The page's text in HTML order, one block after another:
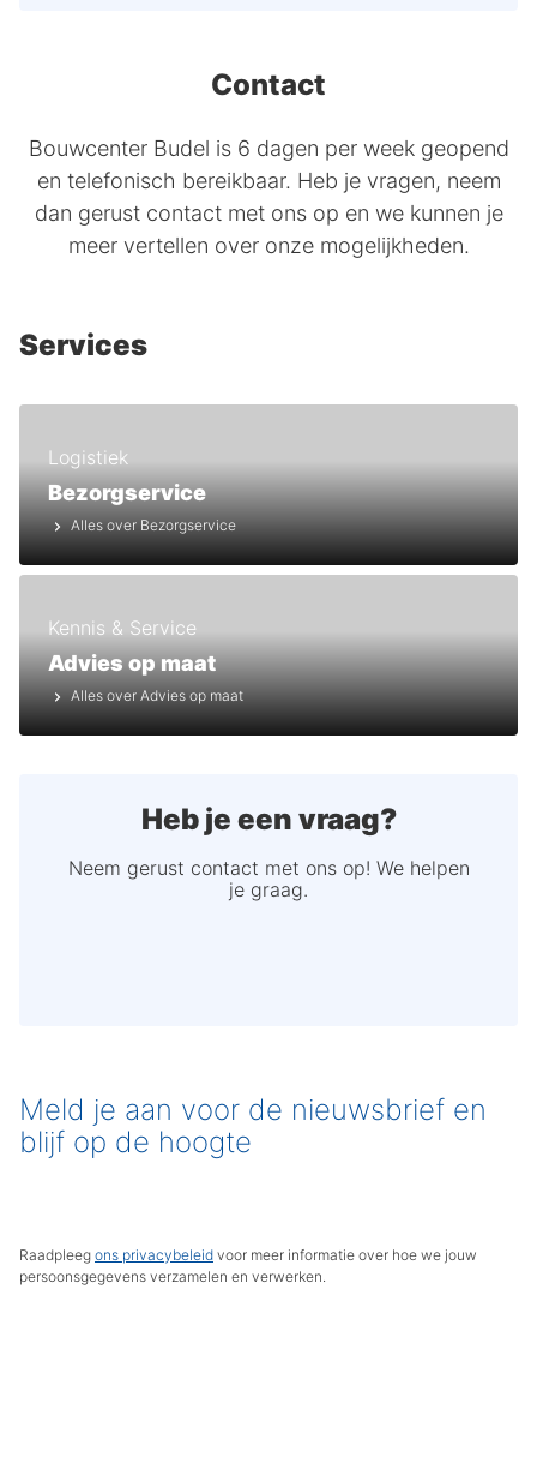
Contact
Bouwcenter Budel is 6 dagen per week geopend
en telefonisch bereikbaar. Heb je vragen, neem
dan gerust contact met ons op en we kunnen je
meer vertellen over onze mogelijkheden.
Services
Bezorgservice
Logistiek
Alles over Bezorgservice
Advies op maat
Kennis & Service
Alles over Advies op maat
Heb je een vraag?
Neem gerust contact met ons op! We helpen
je graag.
Meld je aan voor de nieuwsbrief en
blijf op de hoogte
Raadpleeg ons privacybeleid voor meer informatie over hoe we jouw
persoonsgegevens verzamelen en verwerken.